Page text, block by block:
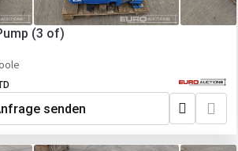
(3 of)
senden